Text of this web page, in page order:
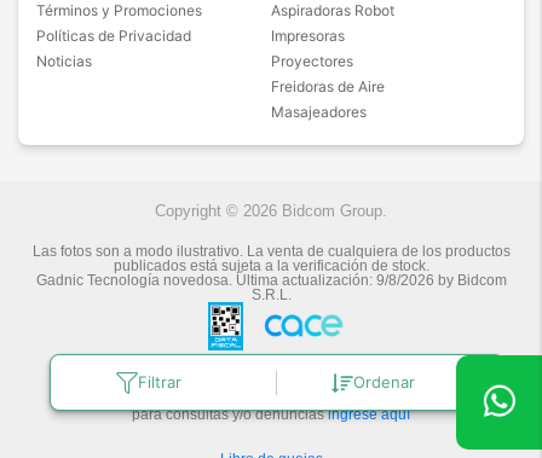
Filtrar Ordenar
Términos y Promociones
Políticas de Privacidad
Noticias
Aspiradoras Robot
Impresoras
Proyectores
Freidoras de Aire
Masajeadores
Copyright © 2026 Bidcom Group.
Las fotos son a modo ilustrativo. La venta de cualquiera de los productos
publicados está sujeta a la verificación de stock.
Gadnic Tecnología novedosa.Última actualización: 9/8/2026 by Bidcom
S.R.L.
Botón de arrepentimiento
Defensa de las y los Consumidores
para consultas y/o denunciasingrese aquí